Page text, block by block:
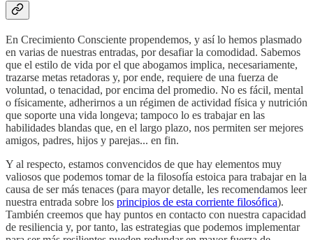
En Crecimiento Consciente propendemos, y así lo hemos plasmado
en varias de nuestras entradas, por desafiar la comodidad. Sabemos
que el estilo de vida por el que abogamos implica, necesariamente,
trazarse metas retadoras y, por ende, requiere de una fuerza de
voluntad, o tenacidad, por encima del promedio. No es fácil, mental
o físicamente, adherirnos a un régimen de actividad física y nutrición
que soporte una vida longeva; tampoco lo es trabajar en las
habilidades blandas que, en el largo plazo, nos permiten ser mejores
amigos, padres, hijos y parejas... en fin.
Y al respecto, estamos convencidos de que hay elementos muy
valiosos que podemos tomar de la filosofía estoica para trabajar en la
causa de ser más tenaces (para mayor detalle, les recomendamos leer
nuestra entrada sobre los principios de esta corriente filosófica).
También creemos que hay puntos en contacto con nuestra capacidad
de resiliencia y, por tanto, las estrategias que podemos implementar